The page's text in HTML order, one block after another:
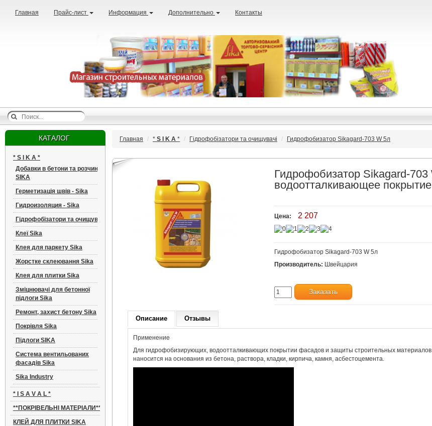
Главная Прайс-лист Информация Дополнительно Контакты
КАТАЛОГ
* S I K A *
Добавки в бетони та розчини -
SIKA
Герметизація швів - Sika
Гидроизоляция - Sika
Гідрофобізатори та очищувачі
Клеї Sika
Клея для паркету Sika
Жорстке склеювання Sika
Клея для плитки Sika
Зміцнювачі для бетонної
підлоги Sika
Ремонт, захист бетону Sika
Покрівля Sika
Підлоги SIKA
Система вентильованих
фасадів Sika
Sika Industry
* I S A V A L *
**ПОКРІВЕЛЬНІ МАТЕРІАЛИ**
КЛЕЙ ДЛЯ ПЛИТКИ SIKA
Sikagard - WS 3 л
Защитное покрытие
2 200
Гидрофобизатор
Sikagard-703 W 5л
2 207
Главная * S I K A * Гідрофобізатори та очищувачі Гидрофобизатор Sikagard-703 W 5л
Гидрофобизатор Sikagard-703
водоотталкивающее
Цена: 2 207
Гидрофобизатор Sikagard-703 W 5л
Производитель: Швейцария
Заказать
Описание Отзывы
Применение
Для гидрофобизирующих, водоотталкивающих покрытии фасадов и защиты строительных
наносится на основания из бетона, раствора, кладки, кирпича, камня, асбестоцемента.